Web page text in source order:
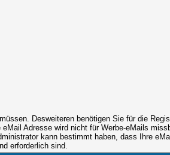
Desweiteren benötigen Sie für die
Adresse wird nicht für Werbe-eMails
kann bestimmt haben, dass Ihre
erforderlich sind.